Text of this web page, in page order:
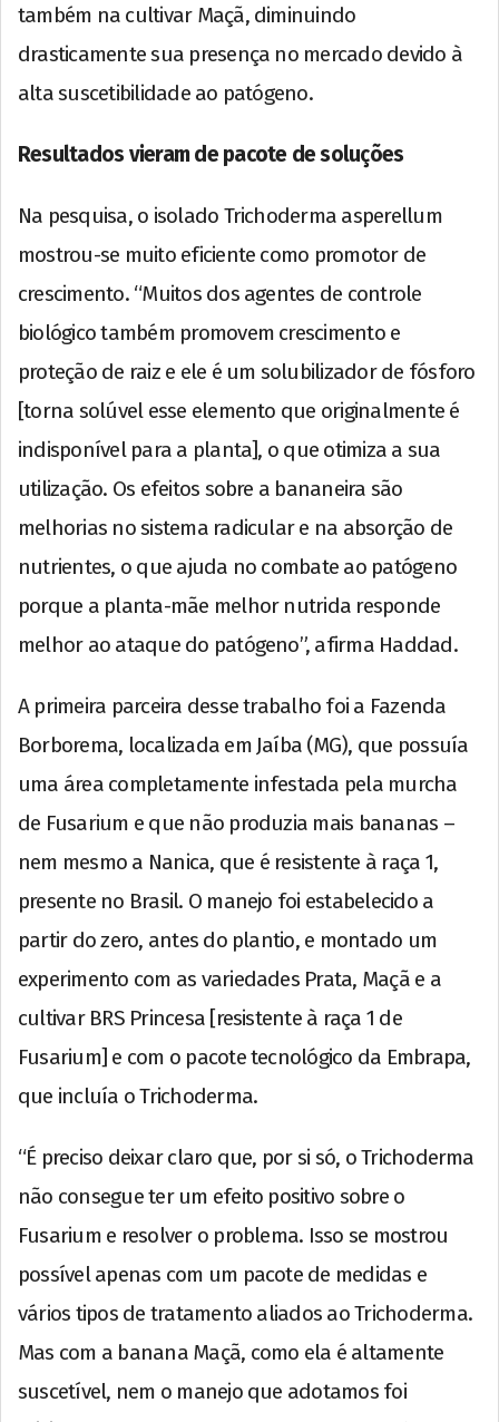
também na cultivar Maçã, diminuindo
drasticamente sua presença no mercado devido à
alta suscetibilidade ao patógeno.
Resultados vieram de pacote de soluções
Na pesquisa, o isolado Trichoderma asperellum
mostrou-se muito eficiente como promotor de
crescimento. “Muitos dos agentes de controle
biológico também promovem crescimento e
proteção de raiz e ele é um solubilizador de fósforo
[torna solúvel esse elemento que originalmente é
indisponível para a planta], o que otimiza a sua
utilização. Os efeitos sobre a bananeira são
melhorias no sistema radicular e na absorção de
nutrientes, o que ajuda no combate ao patógeno
porque a planta-mãe melhor nutrida responde
melhor ao ataque do patógeno”, afirma Haddad.
A primeira parceira desse trabalho foi a Fazenda
Borborema, localizada em Jaíba (MG), que possuía
uma área completamente infestada pela murcha
de Fusarium e que não produzia mais bananas –
nem mesmo a Nanica, que é resistente à raça 1,
presente no Brasil. O manejo foi estabelecido a
partir do zero, antes do plantio, e montado um
experimento com as variedades Prata, Maçã e a
cultivar BRS Princesa [resistente à raça 1 de
Fusarium] e com o pacote tecnológico da Embrapa,
que incluía o Trichoderma.
“É preciso deixar claro que, por si só, o Trichoderma
não consegue ter um efeito positivo sobre o
Fusarium e resolver o problema. Isso se mostrou
possível apenas com um pacote de medidas e
vários tipos de tratamento aliados ao Trichoderma.
Mas com a banana Maçã, como ela é altamente
suscetível, nem o manejo que adotamos foi